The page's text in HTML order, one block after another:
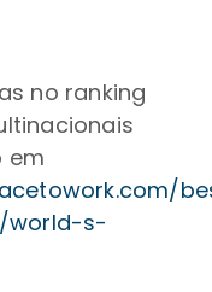
no ranking
em
world-s-